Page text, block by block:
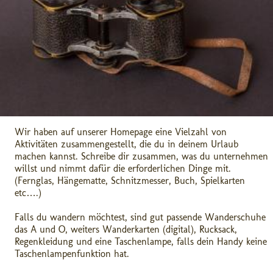
Wir haben auf unserer Homepage eine Vielzahl von
Aktivitäten zusammengestellt, die du in deinem Urlaub
machen kannst. Schreibe dir zusammen, was du unternehmen
willst und nimmt dafür die erforderlichen Dinge mit.
(Fernglas, Hängematte, Schnitzmesser, Buch, Spielkarten
etc….)
Falls du wandern möchtest, sind gut passende Wanderschuhe
das A und O, weiters Wanderkarten (digital), Rucksack,
Regenkleidung und eine Taschenlampe, falls dein Handy keine
Taschenlampenfunktion hat.